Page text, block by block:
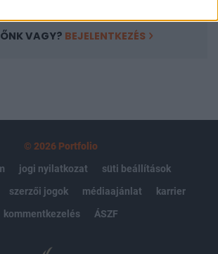
VAGY? BEJELENTKEZÉS
© 2026 Portfolio
jogi nyilatkozat
süti beállítások
szerzői jogok médiaajánlat
karrier
kommentkezelés
ÁSZF